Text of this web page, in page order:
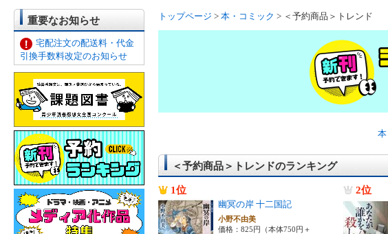
重要なお知らせ
宅配注文の配送料・代金
引換手数料改定のお知らせ
トップページ > 本・コミック > ＜予約商品＞トレンド
本│
＜予約商品＞トレンドのランキング
1位
幽冥の岸 十二国記
小野不由美
価格：825円（本体750円＋
2位